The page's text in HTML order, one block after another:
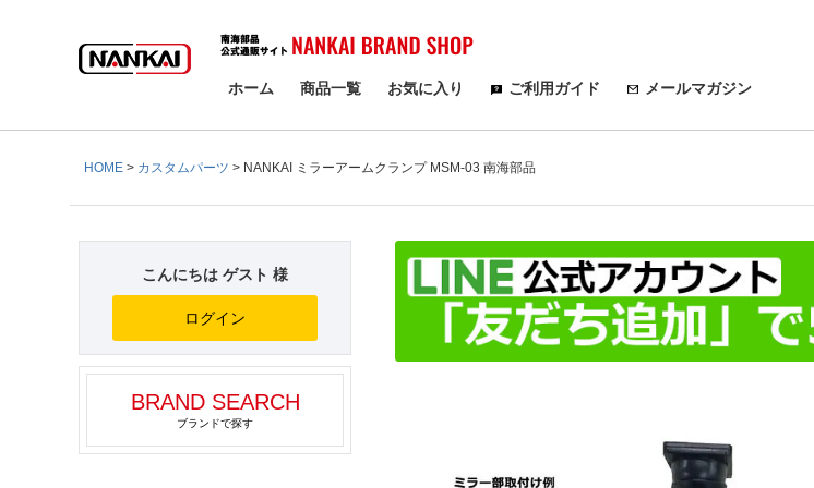
検索
ホーム 商品一覧 お気に入り ご利用ガイド メールマガジン
HOME カスタムパーツ NANKAI ミラーアームクランプ MSM-03 南海部品
こんにちは ゲスト 様
ログイン
BRAND SEARCH
ブランドで探す